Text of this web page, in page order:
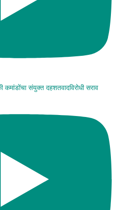
संयुक्त दहशतवादविरोधी सराव